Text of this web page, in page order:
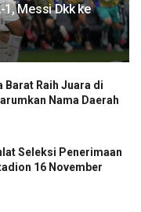
Messi Dkk ke
Barat Raih Juara di
Nama Daerah
Seleksi Penerimaan
16 November